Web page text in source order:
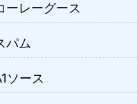
ーレーグース
パム
ソース